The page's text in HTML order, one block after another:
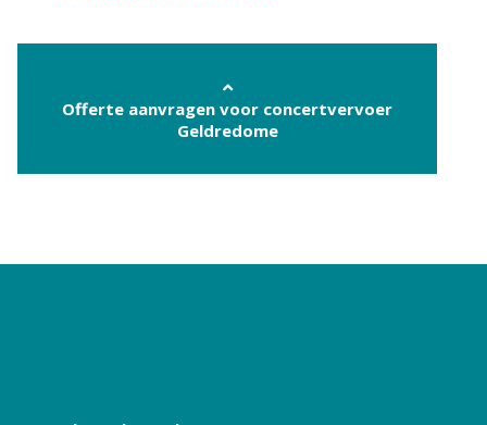
Offerte aanvragen voor concertvervoer
Geldredome